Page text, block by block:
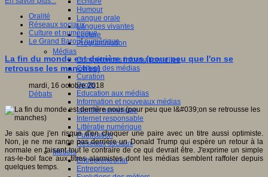
Humour
Langue orale
Langues vivantes
Lecture
Programmation
Médias
Compétences informationnelles
Culture des médias
Curation
Droits
Education aux médias
Information et nouveaux médias
Identité numérique
Internet responsable
Littératie numérique
Publication
Réseaux sociaux
Métiers
Entrepreneuriat
Entreprises
Oralité
Réseaux sociaux
Culture et numérique
Le Grand Barouf numérique
La fin du monde est derrière nous (pour peu que l'on se
retrousse les manches)
mardi, 16 octobre 2018
Débats
Je sais que j'en risque d'en choquer une paire avec un titre aussi optimiste.
Non, je ne me range pas derrière un Donald Trump qui espère un retour à la
normale en faisant tout le contraire de ce qui devrait être. J'exprime un simple
ras-le-bol face aux titres alarmistes dont les médias semblent raffoler depuis
quelques temps.